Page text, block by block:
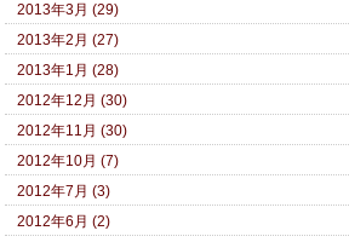
2013年3月 (29)
2013年2月 (27)
2013年1月 (28)
2012年12月 (30)
2012年11月 (30)
2012年10月 (7)
2012年7月 (3)
2012年6月 (2)